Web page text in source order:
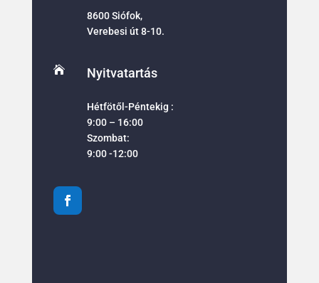
8600 Siófok,
Verebesi út 8-10.
 Nyitvatartás
Hétfötől-Péntekig :
9:00 – 16:00
Szombat:
9:00 -12:00